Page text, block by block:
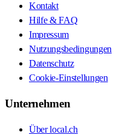
Kontakt
Hilfe & FAQ
Impressum
Nutzungsbedingungen
Datenschutz
Cookie-Einstellungen
Unternehmen
Über local.ch